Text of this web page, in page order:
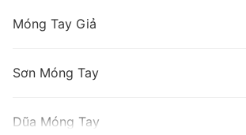
Móng Tay Giả
Sơn Móng Tay
Dũa Móng Tay